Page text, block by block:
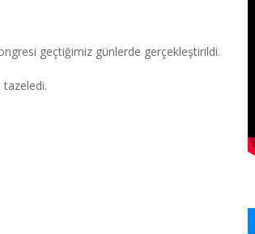
geçtiğimiz günlerde gerçekleştirildi.
tazeledi.